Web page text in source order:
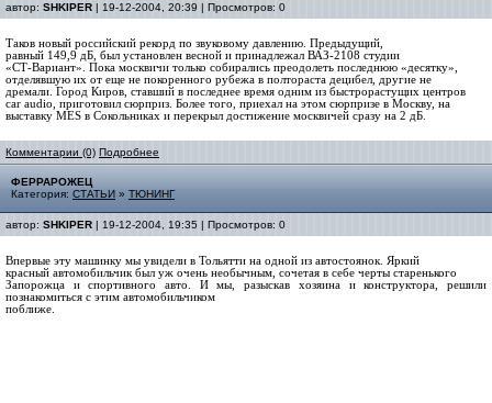
автор: SHKIPER | 19-12-2004, 20:39 | Просмотров: 0
Таков новый российский рекорд по звуковому давлению. Предыдущий,
равный 149,9 дБ, был установлен весной и принадлежал ВАЗ-2108 студии
«СТ-Вариант». Пока москвичи только собирались преодолеть последнюю «десятку»,
отделявшую их от еще не покоренного рубежа в полтораста децибел, другие не
дремали. Город Киров, ставший в последнее время одним из быстрорастущих центров
car audio, приготовил сюрприз. Более того, приехал на этом сюрпризе в Москву, на
выставку MES в Сокольниках и перекрыл достижение москвичей сразу на 2 дБ.
Комментарии (0) Подробнее
ФЕРРАРОЖЕЦ
Категория: СТАТЬИ » ТЮНИНГ
автор: SHKIPER | 19-12-2004, 19:35 | Просмотров: 0
Впервые эту машинку мы увидели в Тольятти на одной из автостоянок. Яркий
красный автомобильчик был уж очень необычным, сочетая в себе черты старенького
Запорожца и спортивного авто. И мы, разыскав хозяина и конструктора, решили
познакомиться с этим автомобильчиком
поближе.